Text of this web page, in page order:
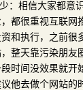
：相信大家都意
都很重视互联网
和执行，之前很
整天靠污染朋友
时间没效果就开
他去做个网站的